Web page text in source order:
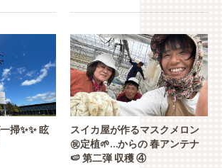
ス見学や
なご縁や
光景"や…
思うてますそんなGW後半戦4
連休…
掃✨✨ 眩
スイカ屋が作るマスクメロン
㊗️定植🌱…からの 春アンテナ
🍉 第二弾 収穫 ④